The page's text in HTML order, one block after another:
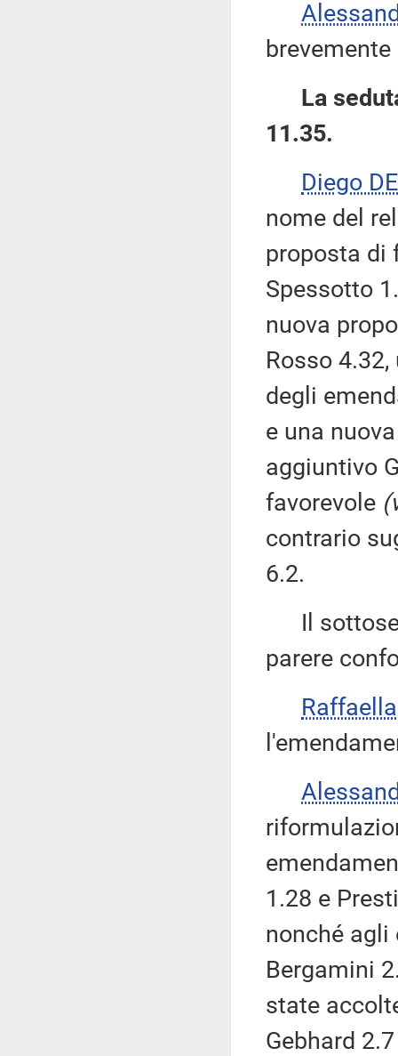
La
11.35.
Diego
nome del
proposta di
Spessotto
nuova
Rosso
degli
e una
aggiuntivo
favorevole
contrario
6.2.
Il
parere
1.28 e
nonché agli
Bergamini
state
Gebhard